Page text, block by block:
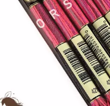
قیچی شماره دوزی
جعبه نظم دهنده
جاسوزنی